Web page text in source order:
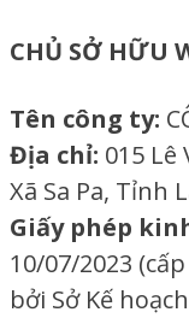
CHỦ SỞ HỮU
Tên công ty:
Địa chỉ: 015 Lê
Xã Sa Pa, Tỉnh
Giấy phép
10/07/2023
bởi Sở Kế